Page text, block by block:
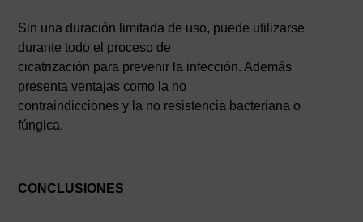
Sin una duración limitada de uso, puede utilizarse
durante todo el proceso de
cicatrización para prevenir la infección. Además
presenta ventajas como la no
contraindicciones y la no resistencia bacteriana o
fúngica.
CONCLUSIONES